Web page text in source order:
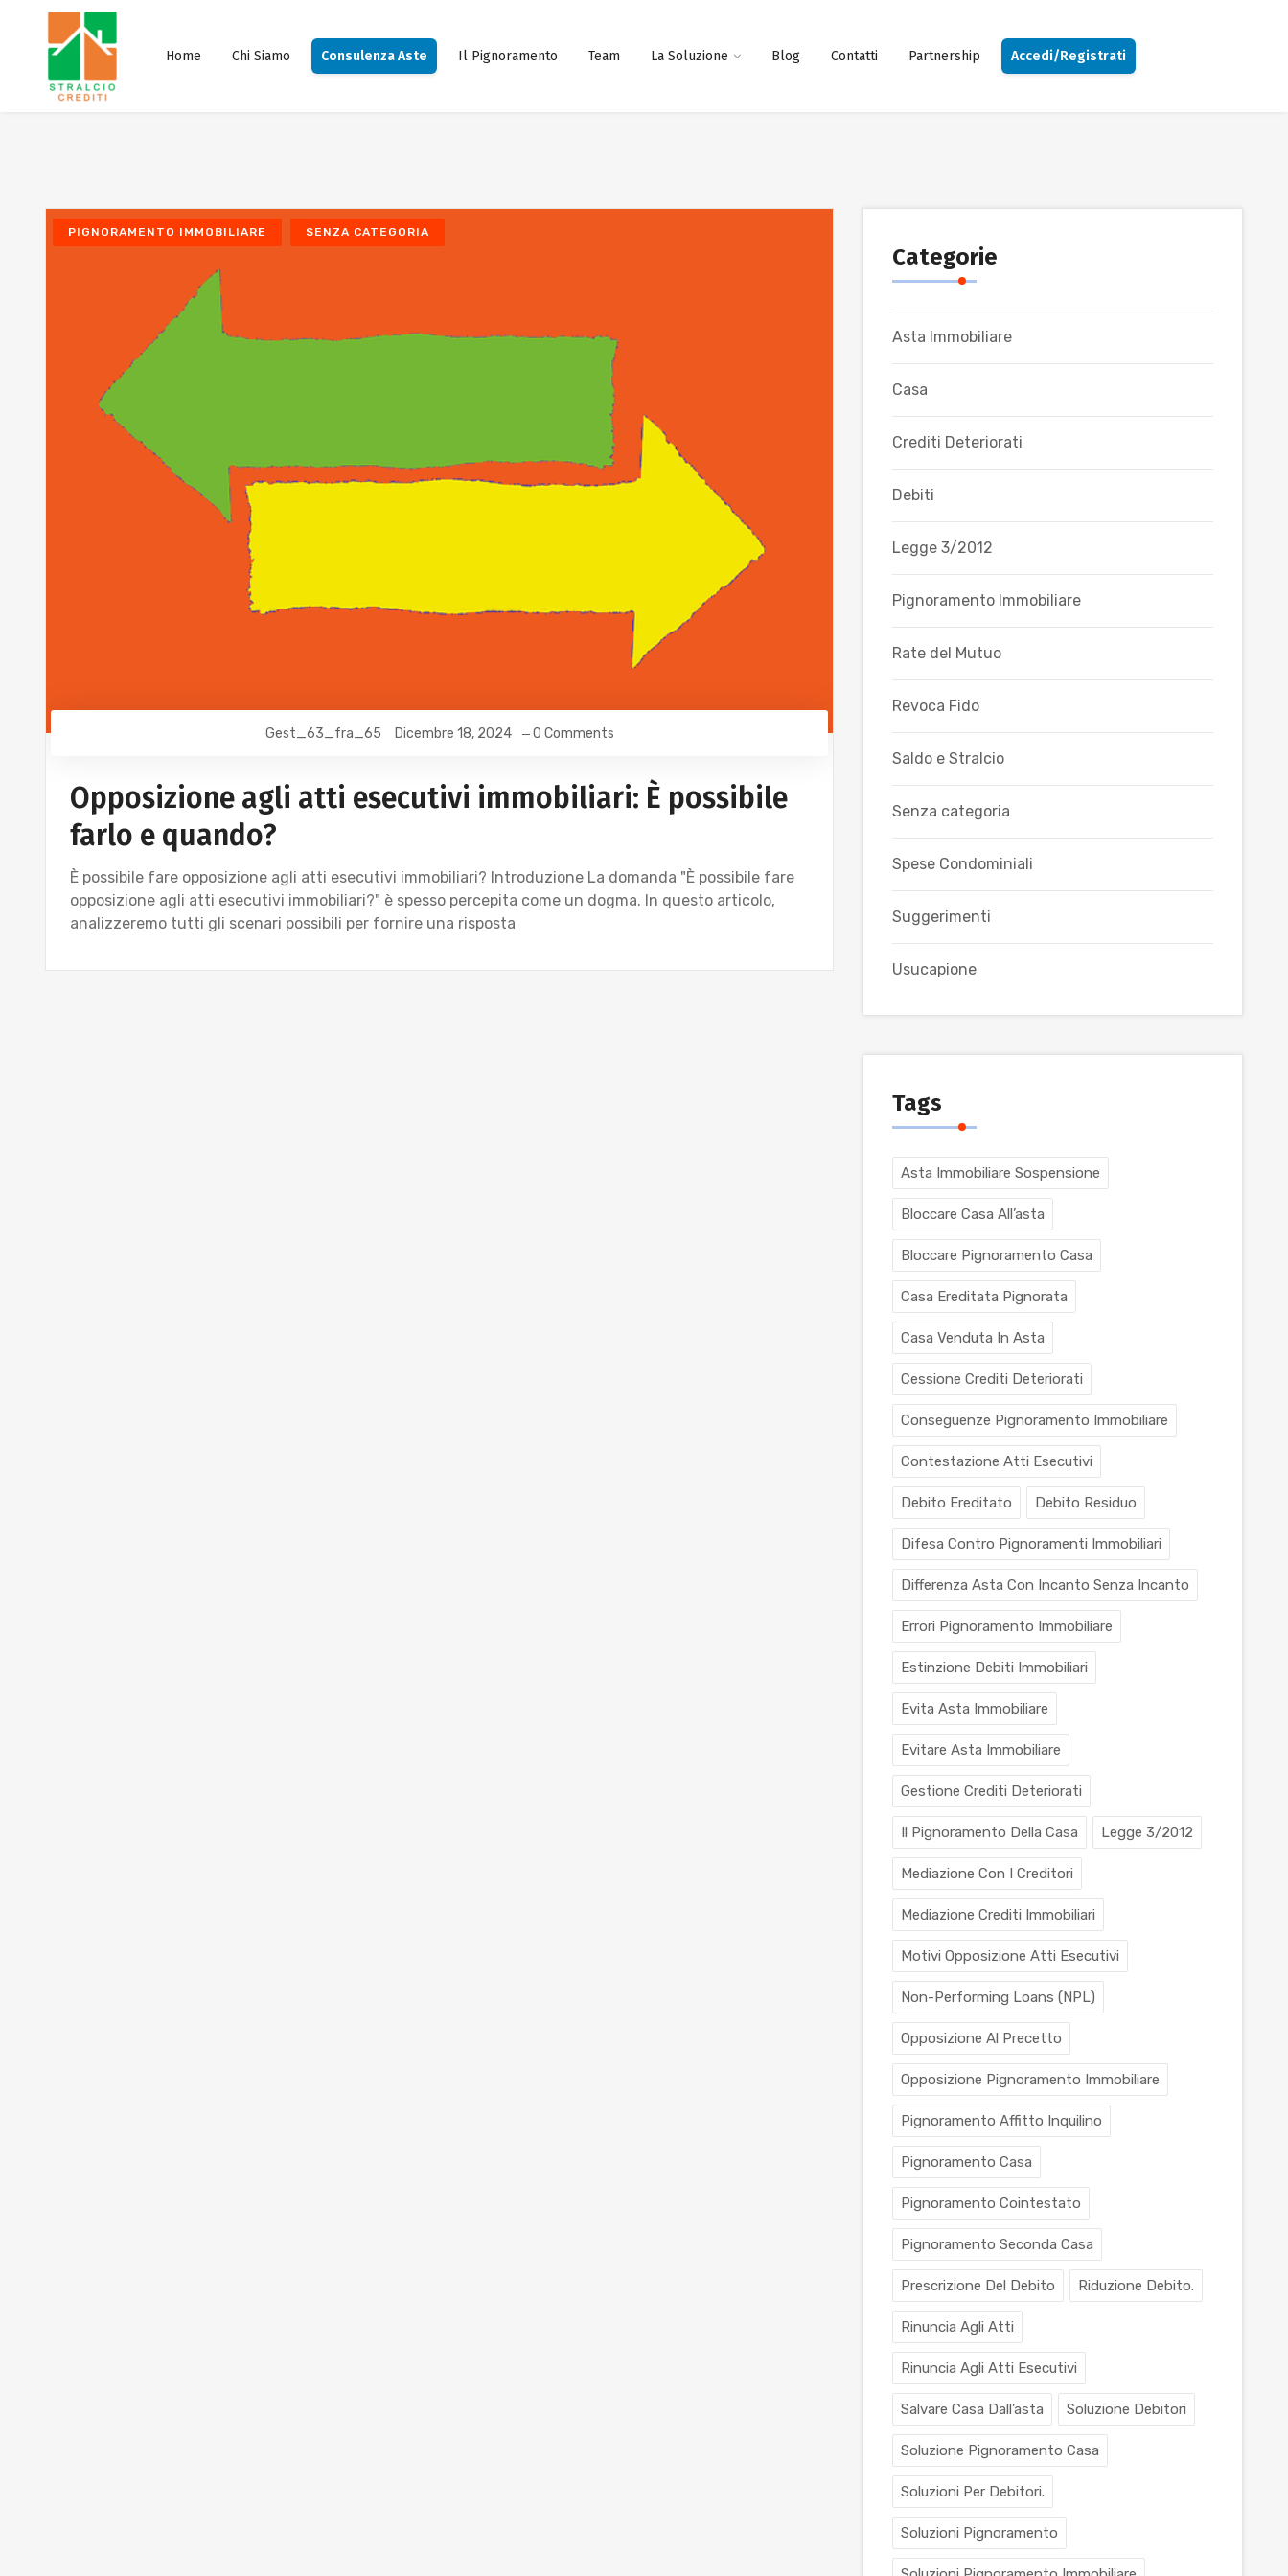
Home Chi Siamo Consulenza Aste Il Pignoramento Team La Soluzione Blog Contatti Partnership Accedi/Registrati
PIGNORAMENTO IMMOBILIARE SENZA CATEGORIA
Gest_63_fra_65 Dicembre 18, 2024 0 Comments
Opposizione agli atti esecutivi immobiliari: È possibile
farlo e quando?
È possibile fare opposizione agli atti esecutivi immobiliari? Introduzione La domanda "È possibile fare
opposizione agli atti esecutivi immobiliari?" è spesso percepita come un dogma. In questo articolo,
analizzeremo tutti gli scenari possibili per fornire una risposta
Categorie
Asta Immobiliare
Casa
Crediti Deteriorati
Debiti
Legge 3/2012
Pignoramento Immobiliare
Rate del Mutuo
Revoca Fido
Saldo e Stralcio
Senza categoria
Spese Condominiali
Suggerimenti
Usucapione
Tags
Asta Immobiliare Sospensione
Bloccare Casa All’asta
Bloccare Pignoramento Casa
Casa Ereditata Pignorata
Casa Venduta In Asta
Cessione Crediti Deteriorati
Conseguenze Pignoramento Immobiliare
Contestazione Atti Esecutivi
Debito Ereditato Debito Residuo
Difesa Contro Pignoramenti Immobiliari
Differenza Asta Con Incanto Senza Incanto
Errori Pignoramento Immobiliare
Estinzione Debiti Immobiliari
Evita Asta Immobiliare
Evitare Asta Immobiliare
Gestione Crediti Deteriorati
Il Pignoramento Della Casa Legge 3/2012
Mediazione Con I Creditori
Mediazione Crediti Immobiliari
Motivi Opposizione Atti Esecutivi
Non-Performing Loans (NPL)
Opposizione Al Precetto
Opposizione Pignoramento Immobiliare
Pignoramento Affitto Inquilino
Pignoramento Casa
Pignoramento Cointestato
Pignoramento Seconda Casa
Prescrizione Del Debito Riduzione Debito.
Rinuncia Agli Atti
Rinuncia Agli Atti Esecutivi
Salvare Casa Dall’asta Soluzione Debitori
Soluzione Pignoramento Casa
Soluzioni Per Debitori.
Soluzioni Pignoramento